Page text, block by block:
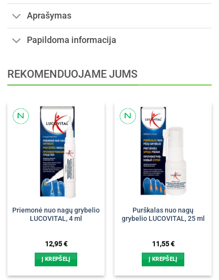
Aprašymas
Papildoma informacija
REKOMENDUOJAME JUMS
Priemonė nuo nagų grybelio
LUCOVITAL, 4 ml
12,95€
Į KREPŠELĮ
Purškalas nuo nagų
grybelio LUCOVITAL, 25 ml
11,55€
Į KREPŠELĮ